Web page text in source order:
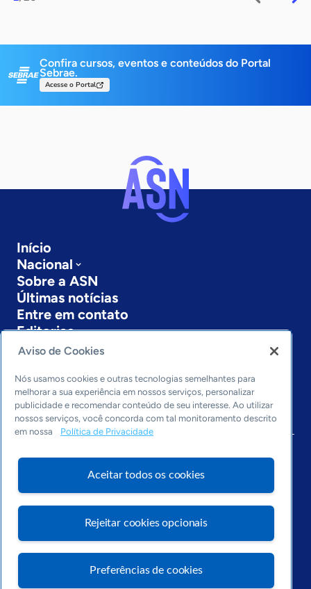
Confira cursos, eventos e conteúdos do Portal
Sebrae.
Acesse o Portal
Início
Nacional
Sobre a ASN
Últimas notícias
Entre em contato
Editorias
Economia & Política
Inovação & Tecnologia
Cultura empreendedora
Dados
Arquivo
Aviso de Cookies
Nós usamos cookies e outras tecnologias semelhantes para
melhorar a sua experiência em nossos serviços, personalizar
publicidade e recomendar conteúdo de seu interesse. Ao utilizar
nossos serviços, você concorda com tal monitoramento descrito
em nossa
Política de Privacidade
Aceitar todos os cookies
Rejeitar cookies opcionais
Preferências de cookies